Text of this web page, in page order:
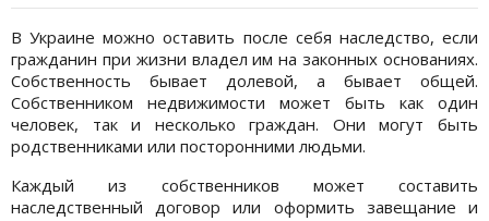
В Украине можно оставить после себя наследство, если
гражданин при жизни владел им на законных основаниях.
Собственность бывает долевой, а бывает общей.
Собственником недвижимости может быть как один
человек, так и несколько граждан. Они могут быть
родственниками или посторонними людьми.
Каждый из собственников может составить
наследственный договор или оформить завещание и